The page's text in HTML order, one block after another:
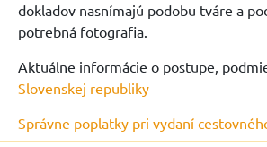
dokladov nasnímajú podobu tváre a
potrebná fotografia.
Aktuálne informácie o postupe,
Slovenskej republiky
Správne poplatky pri vydaní